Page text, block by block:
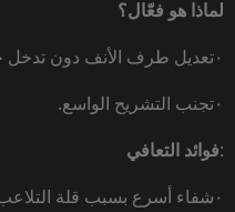
لماذا هو فعّال؟
٠تعديل طرف الأنف دون تدخل جراحي كبير.
٠تجنب التشريح الواسع.
:فوائد التعافي
٠شفاء أسرع بسبب قلة التلاعب بالأنسجة.